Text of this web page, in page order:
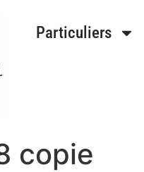
Particuliers
copie